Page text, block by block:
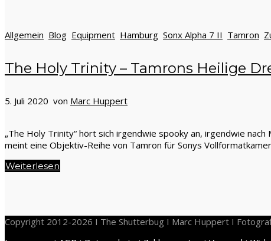
Allgemein Blog Equipment Hamburg Sonx Alpha 7 II Tamron
The Holy Trinity – Tamrons Heilige
5. Juli 2020 von Marc Huppert
„The Holy Trinity“ hört sich irgendwie spooky an, irgendwie
meint eine Objektiv-Reihe von Tamron für Sonys
Weiterlesen
Copyright 2012-2026 I The Shutterbug I Marc Huppert I